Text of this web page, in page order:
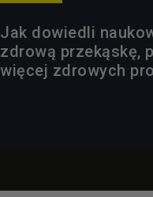
Jak dowiedli
zdrową przekąskę,
więcej zdrowych